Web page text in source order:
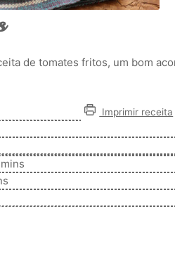
de tomates fritos, um bom
Imprimir receita
minutos
mins